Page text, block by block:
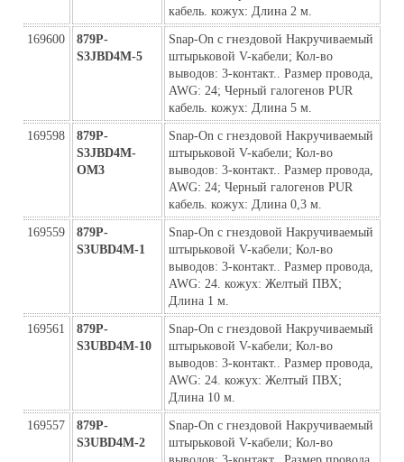
кабель. кожух: Длина 2 м.
169600
879P-
S3JBD4M-5
Snap-On с гнездовой Накручиваемый
штырьковой V-кабели; Кол-во
выводов: 3-контакт.. Размер провода,
AWG: 24; Черный галогенов PUR
кабель. кожух: Длина 5 м.
169598
879P-
S3JBD4M-
ОМ3
Snap-On с гнездовой Накручиваемый
штырьковой V-кабели; Кол-во
выводов: 3-контакт.. Размер провода,
AWG: 24; Черный галогенов PUR
кабель. кожух: Длина 0,3 м.
169559
879P-
S3UBD4M-1
Snap-On с гнездовой Накручиваемый
штырьковой V-кабели; Кол-во
выводов: 3-контакт.. Размер провода,
AWG: 24. кожух: Желтый ПВХ;
Длина 1 м.
169561
879P-
S3UBD4M-10
Snap-On с гнездовой Накручиваемый
штырьковой V-кабели; Кол-во
выводов: 3-контакт.. Размер провода,
AWG: 24. кожух: Желтый ПВХ;
Длина 10 м.
169557
879P-
S3UBD4M-2
Snap-On с гнездовой Накручиваемый
штырьковой V-кабели; Кол-во